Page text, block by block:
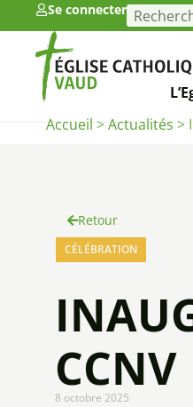
Se connecter
Accueil >Actualités >
Retour
CÉLÉBRATION
CCNV
8 octobre 2025